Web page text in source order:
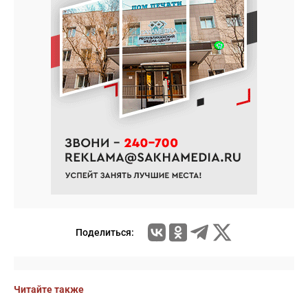
Поделиться:
Читайте также